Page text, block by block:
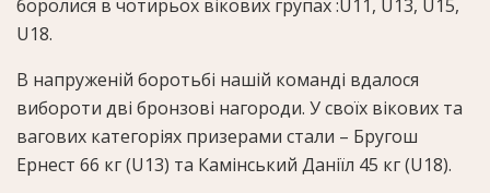
боролися в чотирьох вікових групах :U11, U13, U15,
U18.
В напруженій боротьбі нашій команді вдалося
вибороти дві бронзові нагороди. У своїх вікових та
вагових категоріях призерами стали – Бругош
Ернест 66 кг (U13) та Камінський Даніїл 45 кг (U18).